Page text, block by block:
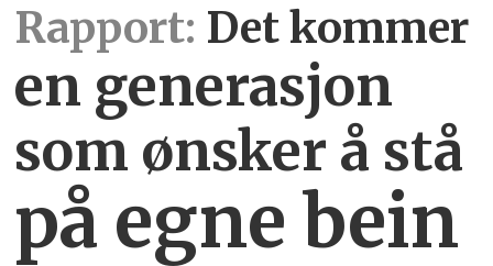
Rapport: Det kommer
en generasjon
som ønsker å stå
på egne bein